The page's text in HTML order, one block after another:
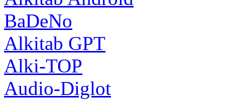
BaDeNo
Alkitab GPT
Alki-TOP
Audio-Diglot